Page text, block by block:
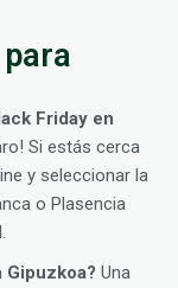
Friday en
Si estás cerca
y seleccionar la
o Plasencia
Gipuzkoa? Una